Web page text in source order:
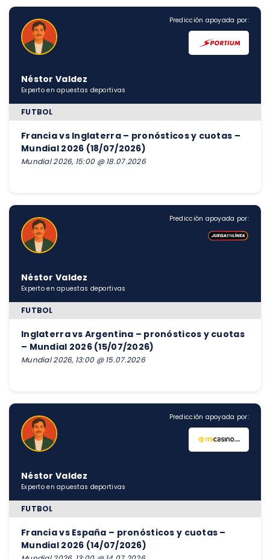
Predicción apoyada por:
Néstor Valdez
Experto en apuestas deportivas
FUTBOL
Francia vs Inglaterra – pronósticos y cuotas –
Mundial 2026 (18/07/2026)
Mundial 2026, 15:00 @ 18.07.2026
Predicción apoyada por:
Néstor Valdez
Experto en apuestas deportivas
FUTBOL
Inglaterra vs Argentina – pronósticos y cuotas
– Mundial 2026 (15/07/2026)
Mundial 2026, 13:00 @ 15.07.2026
Predicción apoyada por:
Néstor Valdez
Experto en apuestas deportivas
FUTBOL
Francia vs España – pronósticos y cuotas –
Mundial 2026 (14/07/2026)